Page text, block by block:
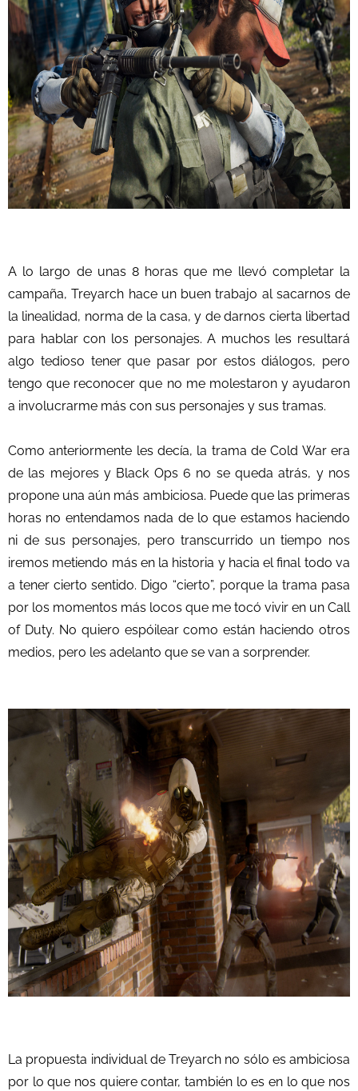
A lo largo de unas 8 horas que me llevó completar la
campaña, Treyarch hace un buen trabajo al sacarnos de
la linealidad, norma de la casa, y de darnos cierta libertad
para hablar con los personajes. A muchos les resultará
algo tedioso tener que pasar por estos diálogos, pero
tengo que reconocer que no me molestaron y ayudaron
a involucrarme más con sus personajes y sus tramas.
Como anteriormente les decía, la trama de Cold War era
de las mejores y Black Ops 6 no se queda atrás, y nos
propone una aún más ambiciosa. Puede que las primeras
horas no entendamos nada de lo que estamos haciendo
ni de sus personajes, pero transcurrido un tiempo nos
iremos metiendo más en la historia y hacia el final todo va
a tener cierto sentido. Digo “cierto”, porque la trama pasa
por los momentos más locos que me tocó vivir en un Call
of Duty. No quiero espóilear como están haciendo otros
medios, pero les adelanto que se van a sorprender.
La propuesta individual de Treyarch no sólo es ambiciosa
por lo que nos quiere contar, también lo es en lo que nos